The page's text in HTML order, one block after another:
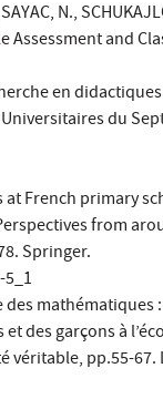
N.,
Assessment and
en
Universitaires du
French primary
from
Springer.
des mathématiques
des garçons à
véritable, pp.55-